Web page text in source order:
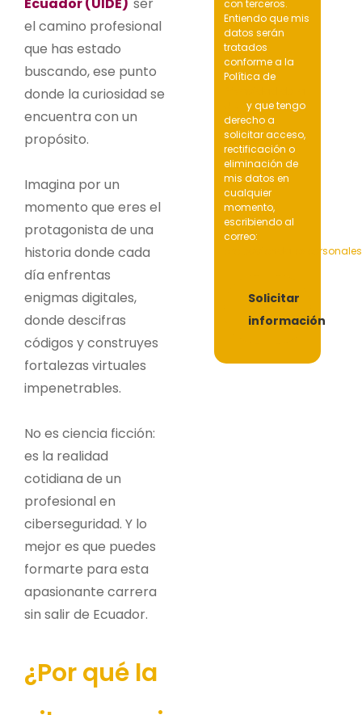
Ecuador (UIDE) ser
el camino profesional
que has estado
buscando, ese punto
donde la curiosidad se
encuentra con un
propósito.
Imagina por un
momento que eres el
protagonista de una
historia donde cada
día enfrentas
enigmas digitales,
donde descifras
códigos y construyes
fortalezas virtuales
impenetrables.
No es ciencia ficción:
es la realidad
cotidiana de un
profesional en
ciberseguridad. Y lo
mejor es que puedes
formarte para esta
apasionante carrera
sin salir de Ecuador.
¿Por qué la
con terceros.
Entiendo que mis
datos serán
tratados
conforme a la
Política de
y que tengo
derecho a
solicitar acceso,
rectificación o
eliminación de
mis datos en
cualquier
momento,
escribiendo al
correo:
Solicitar
información